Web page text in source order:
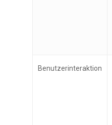
Benutzerinteraktion